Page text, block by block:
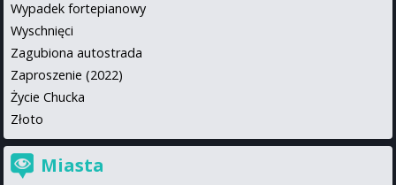
Wypadek fortepianowy
Wyschnięci
Zagubiona autostrada
Zaproszenie (2022)
Życie Chucka
Złoto
Miasta